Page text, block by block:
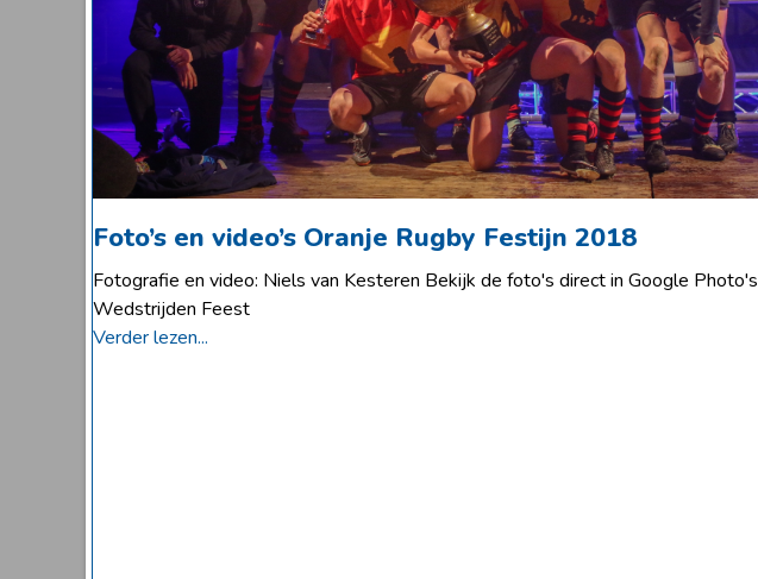
Foto’s en video’s Oranje Rugby Festijn 2018
Fotografie en video: Niels van Kesteren Bekijk de foto's direct in Google Photo's
Wedstrijden Feest
Verder lezen...